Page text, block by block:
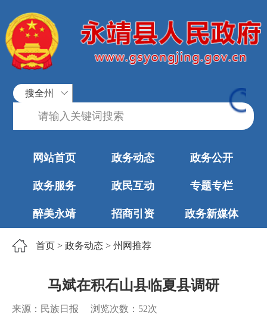
搜全州
网站首页 政务动态 政务公开
政务服务 政民互动 专题专栏
醉美永靖 招商引资 政务新媒体
首页 > 政务动态 > 州网推荐
马斌在积石山县临夏县调研
来源：民族日报 浏览次数： 52次